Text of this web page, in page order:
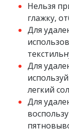
Нельзя
глажку,
Для
Для
легкий
Для